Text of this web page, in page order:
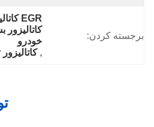
برجسته کردن:
EGR کاتالیزور بستر فلزی
خودرو
, کاتالیزور Grace egr